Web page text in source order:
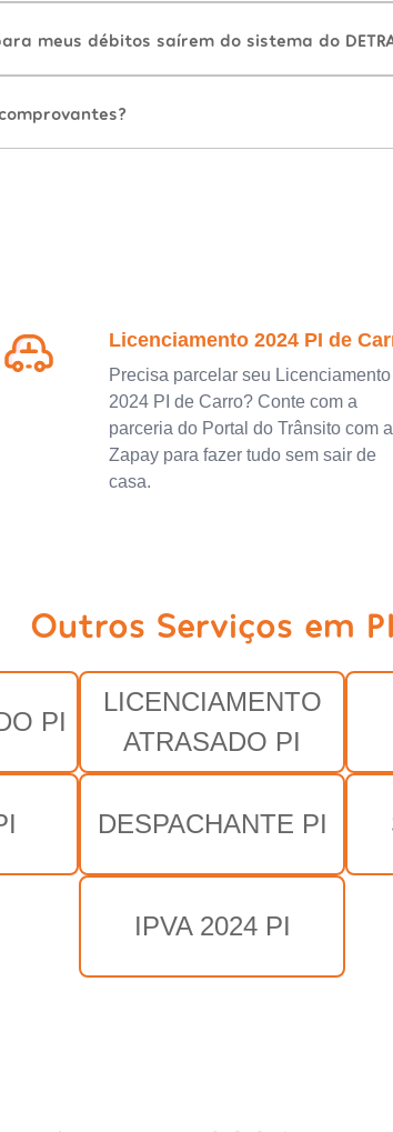
meus débitos saírem do sistema do
Licenciamento 2024 PI de
Precisa parcelar seu Licenciamento
2024 PI de Carro? Conte com a
parceria do Portal do Trânsito com a
Zapay para fazer tudo sem sair de
casa.
Outros Serviços em PI
PI
LICENCIAMENTO
ATRASADO PI
DESPACHANTE PI
IPVA 2024 PI